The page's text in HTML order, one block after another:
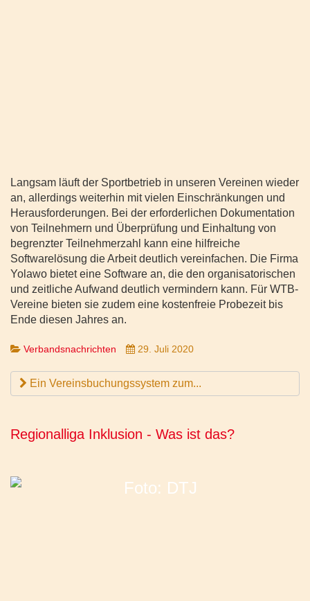
Langsam läuft der Sportbetrieb in unseren Vereinen wieder
an, allerdings weiterhin mit vielen Einschränkungen und
Herausforderungen. Bei der erforderlichen Dokumentation
von Teilnehmern und Überprüfung und Einhaltung von
begrenzter Teilnehmerzahl kann eine hilfreiche
Softwarelösung die Arbeit deutlich vereinfachen. Die Firma
Yolawo bietet eine Software an, die den organisatorischen
und zeitliche Aufwand deutlich vermindern kann. Für WTB-
Vereine bieten sie zudem eine kostenfreie Probezeit bis
Ende diesen Jahres an.
Verbandsnachrichten 29. Juli 2020
Ein Vereinsbuchungssystem zum...
Regionalliga Inklusion - Was ist das?